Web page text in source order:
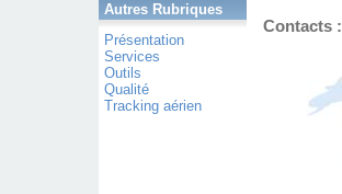
Autres Rubriques
Présentation
Services
Outils
Qualité
Tracking aérien
Contacts :